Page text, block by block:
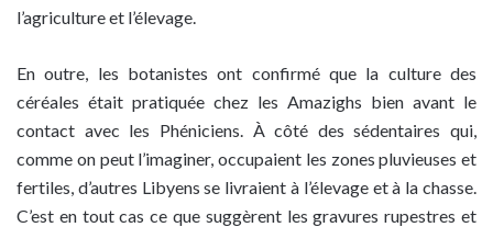
l’agriculture et l’élevage.
En outre, les botanistes ont confirmé que la culture des
céréales était pratiquée chez les Amazighs bien avant le
contact avec les Phéniciens. À côté des sédentaires qui,
comme on peut l’imaginer, occupaient les zones pluvieuses et
fertiles, d’autres Libyens se livraient à l’élevage et à la chasse.
C’est en tout cas ce que suggèrent les gravures rupestres et